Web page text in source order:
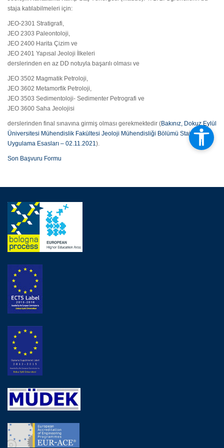
staja katılabilmeleri için:
JEO-2301 Stratigrafi,
JEO 2303 Paleontoloji,
JEO 2400 Harita Çizim ve
JEO 2401 Yapısal Jeoloji İlkeleri
derslerinden en az DD notuyla başarılı olması ve
JEO 3502 Magmatik Petroloji,
JEO 3602 Metamorfik Petroloji,
JEO 3503 Sedimentoloji- Sedimenter Petrografi ve
JEO 3600 Saha Jeolojisi
derslerinden final sınavına girmiş olması gerekmektedir (Bakınız, Dokuz Eylül
Üniversitesi Mühendislik Fakültesi Jeoloji Mühendisliği Bölümü Staj
Uygulama Esasları – 02.11.2021).
Son Başvuru Formu